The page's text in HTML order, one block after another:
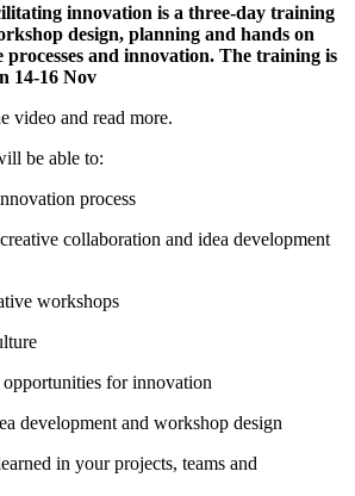
innovation is a three-day training
design, planning and hands on
and innovation. The training is
14-16 Nov
video and read more.
be able to:
process
collaboration and idea development
workshops
for innovation
development and workshop design
in your projects, teams and